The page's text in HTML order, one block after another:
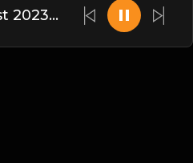
TakeOva Fest 2023 - Kreyol La